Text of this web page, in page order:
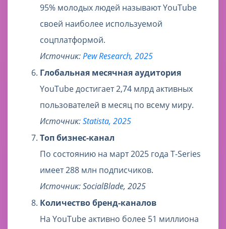
95% молодых людей называют YouTube
своей наиболее используемой
соцплатформой.
Источник:Pew Research, 2025
Глобальная месячная аудитория
YouTube достигает 2,74 млрд активных
пользователей в месяц по всему миру.
Источник:Statista, 2025
Топ бизнес-канал
По состоянию на март 2025 года T-Series
имеет 288 млн подписчиков.
Источник: SocialBlade, 2025
Количество бренд-каналов
На YouTube активно более 51 миллиона